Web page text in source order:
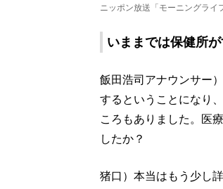
ニッポン放送「モーニングライ
いままでは保健所
飯田浩司アナウンサー
するということになり
ころもありました。医
したか？
猪口）本当はもう少し